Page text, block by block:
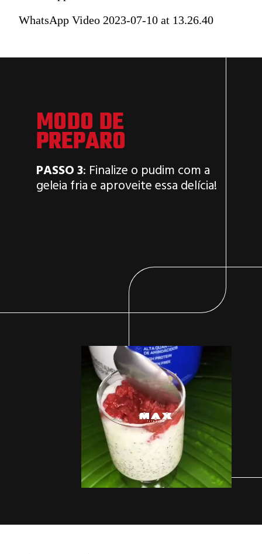
WhatsApp Video 2023-07-10 at 13.26.40
PASSO 3: Finalize o pudim com a
geleia fria e aproveite essa delícia!
MODO DE
PREPARO